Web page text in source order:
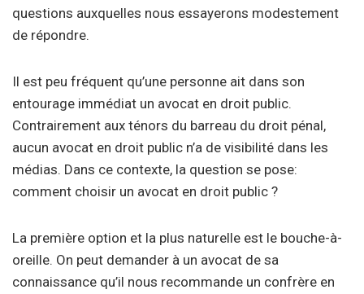
questions auxquelles nous essayerons modestement
de répondre.
Il est peu fréquent qu’une personne ait dans son
entourage immédiat un avocat en droit public.
Contrairement aux ténors du barreau du droit pénal,
aucun avocat en droit public n’a de visibilité dans les
médias. Dans ce contexte, la question se pose:
comment choisir un avocat en droit public ?
La première option et la plus naturelle est le bouche-à-
oreille. On peut demander à un avocat de sa
connaissance qu’il nous recommande un confrère en